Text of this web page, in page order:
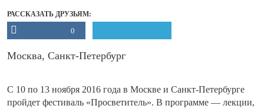
РАССКАЗАТЬ ДРУЗЬЯМ:
0
Москва, Санкт-Петербург
С 10 по 13 ноября 2016 года в Москве и Санкт-Петербурге
пройдет фестиваль «Просветитель». В программе — лекции,